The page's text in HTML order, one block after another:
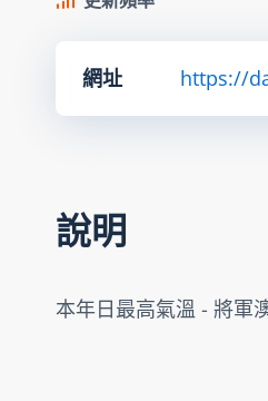
網址 https://
說明
本年日最高氣溫 - 將軍